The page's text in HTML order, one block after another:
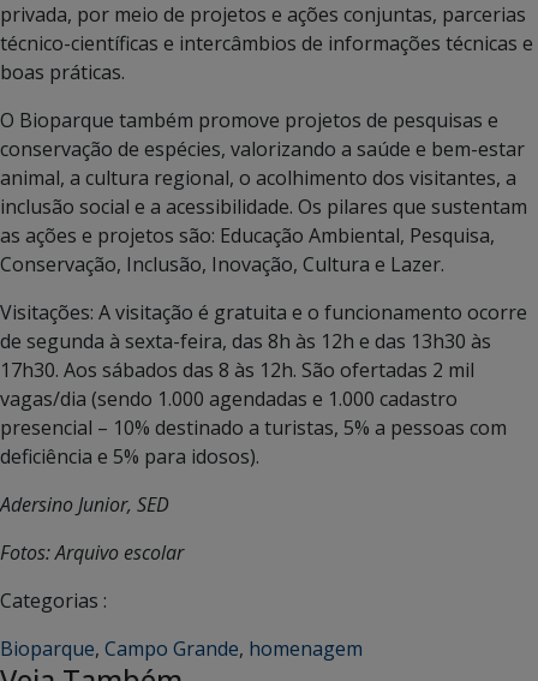
privada, por meio de projetos e ações conjuntas, parcerias
técnico-científicas e intercâmbios de informações técnicas e
boas práticas.
O Bioparque também promove projetos de pesquisas e
conservação de espécies, valorizando a saúde e bem-estar
animal, a cultura regional, o acolhimento dos visitantes, a
inclusão social e a acessibilidade. Os pilares que sustentam
as ações e projetos são: Educação Ambiental, Pesquisa,
Conservação, Inclusão, Inovação, Cultura e Lazer.
Visitações: A visitação é gratuita e o funcionamento ocorre
de segunda à sexta-feira, das 8h às 12h e das 13h30 às
17h30. Aos sábados das 8 às 12h. São ofertadas 2 mil
vagas/dia (sendo 1.000 agendadas e 1.000 cadastro
presencial – 10% destinado a turistas, 5% a pessoas com
deficiência e 5% para idosos).
Adersino Junior, SED
Fotos: Arquivo escolar
Categorias :
Bioparque, Campo Grande, homenagem